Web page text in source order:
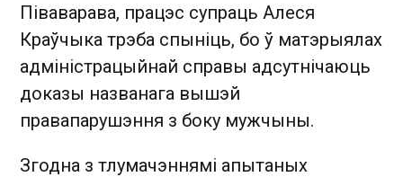
Піваварава, працэс супраць Алеся
Краўчыка трэба спыніць, бо ў матэрыялах
адміністрацыйнай справы адсутнічаюць
доказы названага вышэй
правапарушэння з боку мужчыны.
Згодна з тлумачэннямі апытаных